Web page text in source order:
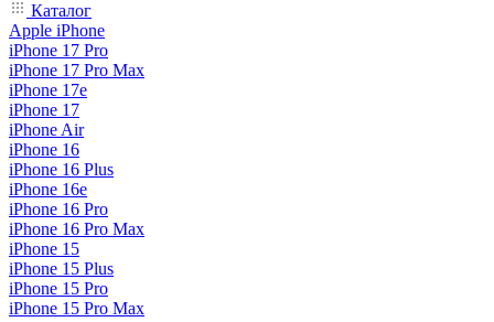
Каталог
Apple iPhone
iPhone 17 Pro
iPhone 17 Pro Max
iPhone 17e
iPhone 17
iPhone Air
iPhone 16
iPhone 16 Plus
iPhone 16e
iPhone 16 Pro
iPhone 16 Pro Max
iPhone 15
iPhone 15 Plus
iPhone 15 Pro
iPhone 15 Pro Max